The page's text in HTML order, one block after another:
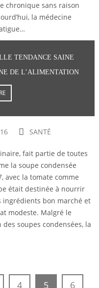
chronique sans raison
la médecine
TENDANCE SAINE
DE L’ALIMENTATION
SANTÉ
fait partie de toutes
la soupe condensée
avec la tomate comme
était destinée à nourrir
ingrédients bon marché et
modeste. Malgré le
soupes condensées, la
4 5
6